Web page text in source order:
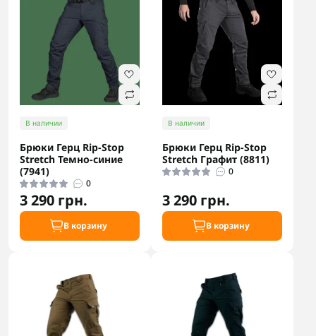
В наличии
Брюки Герц Rip-Stop
Stretch Темно-синие
(7941)
0
3 290 грн.
В корзину
В наличии
Брюки Герц Rip-Stop
Stretch Графит (8811)
0
3 290 грн.
В корзину